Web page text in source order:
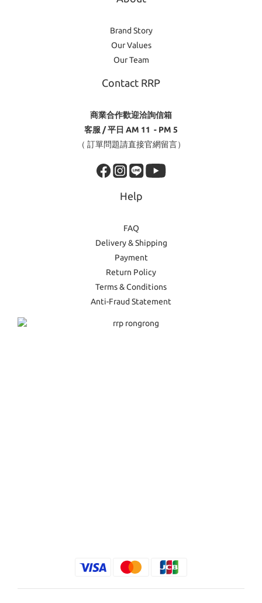
Brand Story
Our Values
Our Team
Contact RRP
商業合作歡迎洽詢信箱
客服 / 平日 AM 11 - PM 5
（ 訂單問題請直接官網留言）
Help
FAQ
Delivery & Shipping
Payment
Return Policy
Terms & Conditions
Anti-Fraud Statement